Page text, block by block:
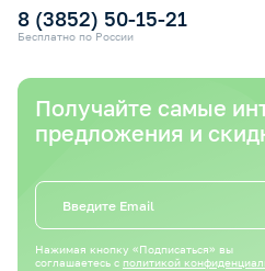
8 (3852) 50-15-21
Бесплатно по России
Получайте самые
предложения и
Нажимая кнопку «Подписаться» вы
соглашаетесь с политикой